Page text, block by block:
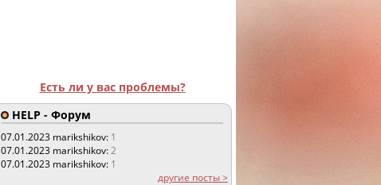
Есть ли у вас проблемы?
HELP - Форум
07.01.2023 marikshikov: 1
07.01.2023 marikshikov:2
07.01.2023 marikshikov: 1
другие посты >